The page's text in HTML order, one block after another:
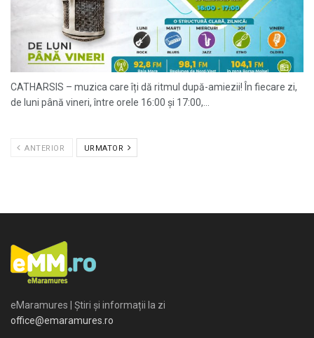
CATHARSIS – muzica care îți dă ritmul după-amiezii! În fiecare zi,
de luni până vineri, între orele 16:00 și 17:00,...
ANTERIOR URMATOR
eMaramures | Știri și informații la zi
office@emaramures.ro